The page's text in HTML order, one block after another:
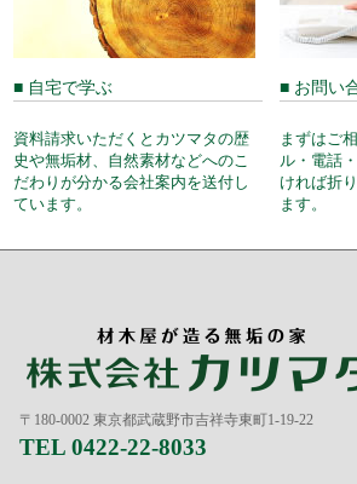
■ 自宅で学ぶ
資料請求いただくとカツマタの歴
史や無垢材、自然素材などへのこ
だわりが分かる会社案内を送付し
ています。
■ お問い
まずはご
ル・電話
ければ折
ます。
〒180-0002 東京都武蔵野市吉祥寺東町1-19-22
TEL 0422-22-8033